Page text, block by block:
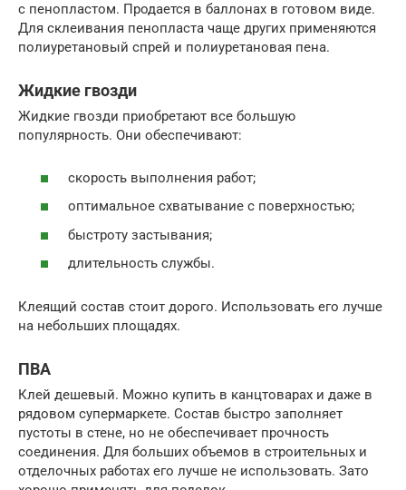
с пенопластом. Продается в баллонах в готовом виде.
Для склеивания пенопласта чаще других применяются
полиуретановый спрей и полиуретановая пена.
Жидкие гвозди
Жидкие гвозди приобретают все большую
популярность. Они обеспечивают:
скорость выполнения работ;
оптимальное схватывание с поверхностью;
быстроту застывания;
длительность службы.
Клеящий состав стоит дорого. Использовать его лучше
на небольших площадях.
ПВА
Клей дешевый. Можно купить в канцтоварах и даже в
рядовом супермаркете. Состав быстро заполняет
пустоты в стене, но не обеспечивает прочность
соединения. Для больших объемов в строительных и
отделочных работах его лучше не использовать. Зато